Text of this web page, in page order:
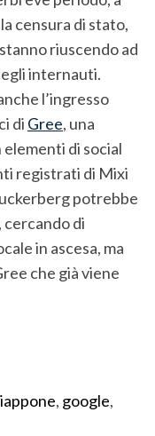
censura di stato,
riuscendo ad
internauti.
l’ingresso
di Gree, una
di social
registrati di Mixi
potrebbe
cercando di
in ascesa, ma
che già viene
, google,